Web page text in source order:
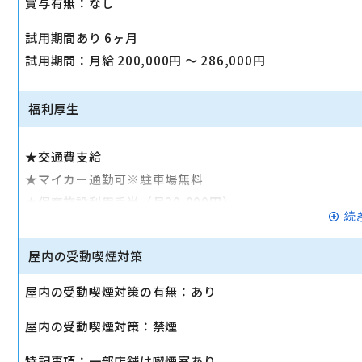
試用期間あり 6ヶ月
試用期間：月給 200,000円 〜 286,000円
福利厚生
★交通費支給
★マイカー通勤可※駐車場無料
★保育施設利用手当（月20,000円）
★報奨金
★制服貸与（女性スタッフ）
★社員持株制度
続
屋内の受動喫煙対策
屋内の受動喫煙対策の有無：あり
屋内の受動喫煙対策：禁煙